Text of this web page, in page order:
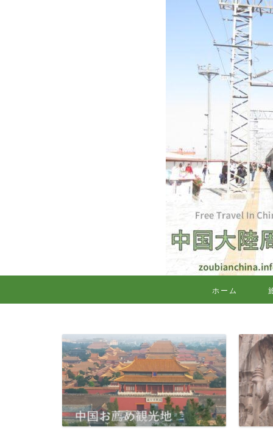
ホーム